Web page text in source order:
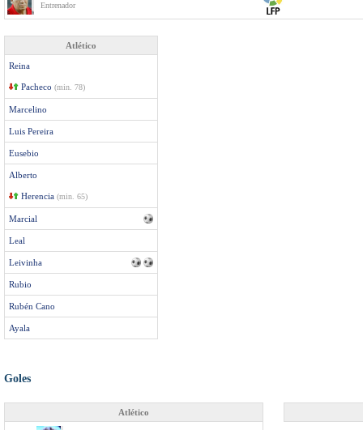
Entrenador
Atlético
Reina
Pacheco (min. 78)
Marcelino
Luis Pereira
Eusebio
Alberto
Herencia (min. 65)
Marcial
Leal
Leivinha
Rubio
Rubén Cano
Ayala
Goles
Atlético